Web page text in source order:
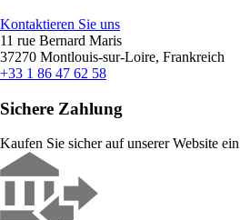
Kontaktieren Sie uns
11 rue Bernard Maris
37270 Montlouis-sur-Loire, Frankreich
+33 1 86 47 62 58
Sichere Zahlung
Kaufen Sie sicher auf unserer Website ein